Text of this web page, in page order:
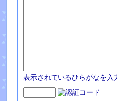
表示されているひらがなを入